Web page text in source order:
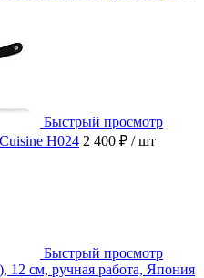
Быстрый просмотр
H024 2 400 ₽ / шт
Быстрый просмотр
12 см, ручная работа, Япония